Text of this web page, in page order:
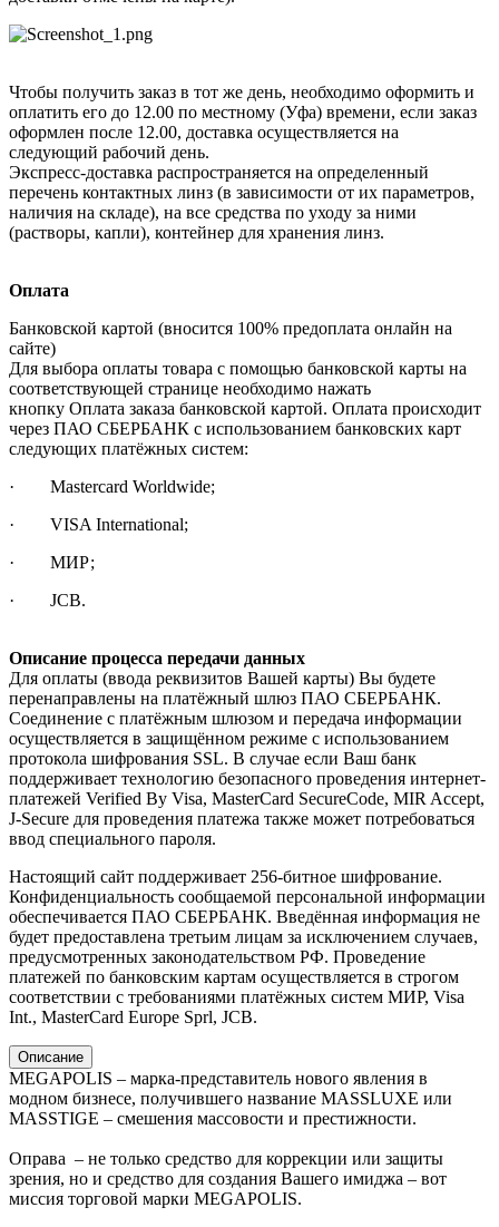
Чтобы получить заказ в тот же день, необходимо оформить и
оплатить его до 12.00 по местному (Уфа) времени, если заказ
оформлен после 12.00, доставка осуществляется на
следующий рабочий день.
Экспресс-доставка распространяется на определенный
перечень контактных линз (в зависимости от их параметров,
наличия на складе), на все средства по уходу за ними
(растворы, капли), контейнер для хранения линз.
Оплата
Банковской картой (вносится 100% предоплата онлайн на
сайте)
Для выбора оплаты товара с помощью банковской карты на
соответствующей странице необходимо нажать
кнопку Оплата заказа банковской картой. Оплата происходит
через ПАО СБЕРБАНК с использованием банковских карт
следующих платёжных систем:
· Mastercard Worldwide;
· VISA International;
· МИР;
· JCB.
Описание процесса передачи данных
Для оплаты (ввода реквизитов Вашей карты) Вы будете
перенаправлены на платёжный шлюз ПАО СБЕРБАНК.
Соединение с платёжным шлюзом и передача информации
осуществляется в защищённом режиме с использованием
протокола шифрования SSL. В случае если Ваш банк
поддерживает технологию безопасного проведения интернет-
платежей Verified By Visa, MasterCard SecureCode, MIR Accept,
J-Secure для проведения платежа также может потребоваться
ввод специального пароля.
Настоящий сайт поддерживает 256-битное шифрование.
Конфиденциальность сообщаемой персональной информации
обеспечивается ПАО СБЕРБАНК. Введённая информация не
будет предоставлена третьим лицам за исключением случаев,
предусмотренных законодательством РФ. Проведение
платежей по банковским картам осуществляется в строгом
соответствии с требованиями платёжных систем МИР, Visa
Int., MasterCard Europe Sprl, JCB.
Описание
MEGAPOLIS – марка-представитель нового явления в
модном бизнесе, получившего название MASSLUXE или
MASSTIGE – смешения массовости и престижности.
Оправа – не только средство для коррекции или защиты
зрения, но и средство для создания Вашего имиджа – вот
миссия торговой марки MEGAPOLIS.